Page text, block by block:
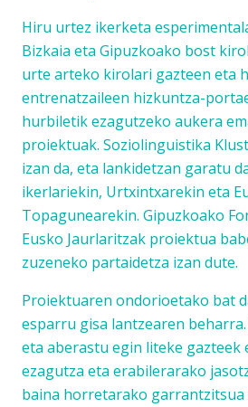
Hiru urtez ikerketa
Bizkaia eta Gipuzkoako bost
urte arteko kirolari gazteen eta
entrenatzaileen hizkuntza-
hurbiletik ezagutzeko aukera
proiektuak. Soziolinguistika
izan da, eta lankidetzan garatu
ikerlariekin, Urtxintxarekin eta
Topagunearekin. Gipuzkoako
Eusko Jaurlaritzak proiektua
zuzeneko partaidetza izan dute.
Proiektuaren ondorioetako bat
esparru gisa lantzearen
eta aberastu egin liteke gazteek
ezagutza eta erabilerarako
baina horretarako garrantzitsua